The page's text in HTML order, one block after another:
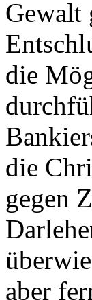
Gewalt
die
die
gegen
aber